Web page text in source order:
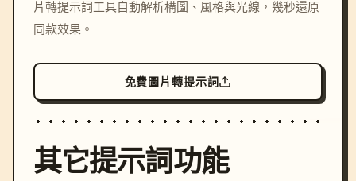
colors, 8k --v 6.0
片轉提示詞工具自動解析構圖、風格與光線，幾秒還原
同款效果。
免費圖片轉提示詞
其它提示詞功能